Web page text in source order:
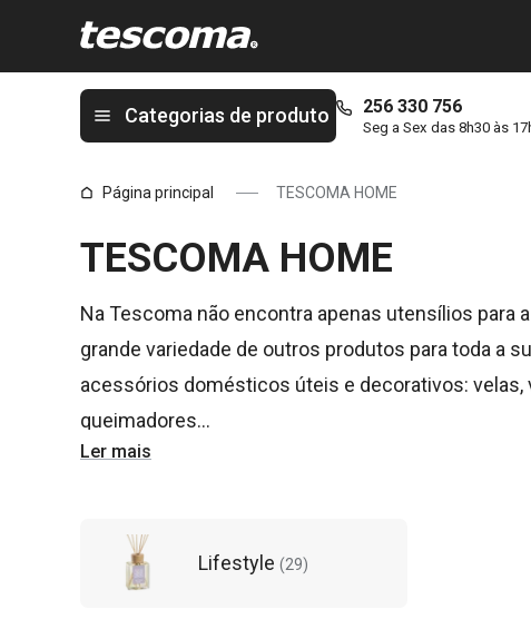
Categorias de produto 256 330 756
Seg a Sex das 8h30 às
Página principal TESCOMA HOME
TESCOMA HOME
Na Tescoma não encontra apenas utensílios para
grande variedade de outros produtos para toda a
acessórios domésticos úteis e decorativos: velas,
queimadores…
Ler mais
Lifestyle (29)